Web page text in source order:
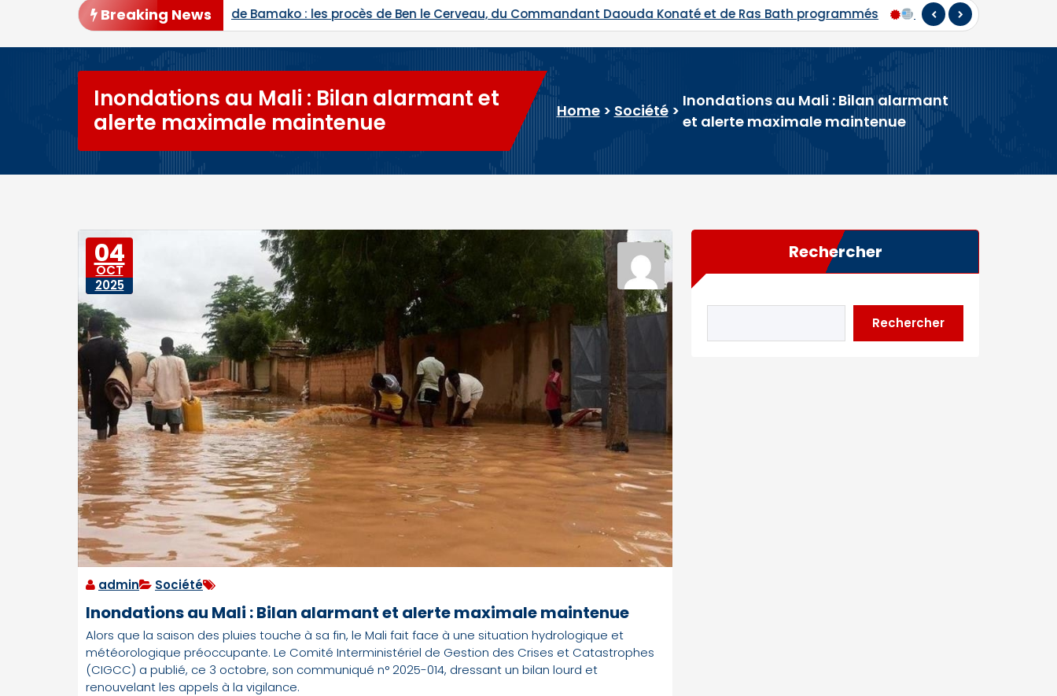
Breaking News
Bamako : les procès de Ben le Cerveau, du Commandant Daouda Konaté et de Ras Bath programmés Hadj 2026 : départ du premier contingent de pèlerins maliens
Inondations au Mali : Bilan alarmant et
alerte maximale maintenue
Home> Société>
Inondations au Mali : Bilan alarmant
et alerte maximale maintenue
04
OCT
2025
admin Société
Inondations au Mali : Bilan alarmant et alerte maximale maintenue
Alors que la saison des pluies touche à sa fin, le Mali fait face à une situation hydrologique et
météorologique préoccupante. Le Comité Interministériel de Gestion des Crises et Catastrophes
(CIGCC) a publié, ce 3 octobre, son communiqué n° 2025-014, dressant un bilan lourd et
renouvelant les appels à la vigilance.
Rechercher
Rechercher